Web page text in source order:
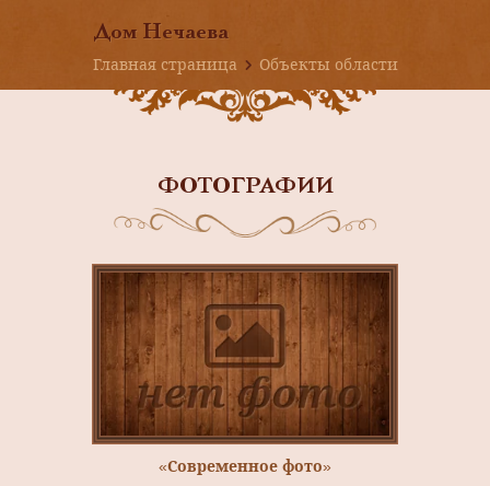
Дом Нечаева
Главная страница
Объекты области
ФОТОГРАФИИ
«Современное фото»